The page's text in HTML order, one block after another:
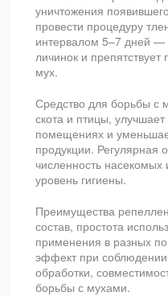
уничтожения
провести процедуру
интервалом 5–7 дней —
личинок и
мух.
Средство для борьбы с
скота и птицы,
помещениях и
продукции. Регулярная
численность
уровень гигиены.
Преимущества
состав, простота
применения в разных
эффект при
обработки,
борьбы с мухами.